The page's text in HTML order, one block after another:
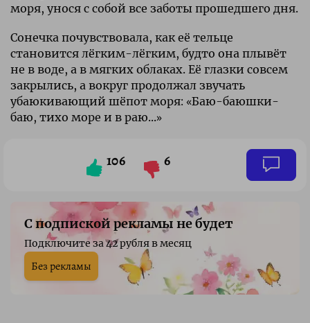
моря, унося с собой все заботы прошедшего дня.
Сонечка почувствовала, как её тельце
становится лёгким-лёгким, будто она плывёт
не в воде, а в мягких облаках. Её глазки совсем
закрылись, а вокруг продолжал звучать
убаюкивающий шёпот моря: «Баю-баюшки-
баю, тихо море и в раю...»
106 6
С подпиской рекламы не будет
Подключите за 42 рубля в месяц
Без рекламы